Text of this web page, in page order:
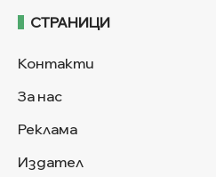
СТРАНИЦИ
Контакти
За нас
Реклама
Издател